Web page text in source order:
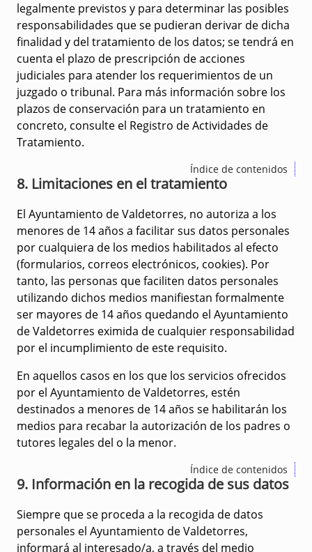
legalmente previstos y para determinar las posibles
responsabilidades que se pudieran derivar de dicha
finalidad y del tratamiento de los datos; se tendrá en
cuenta el plazo de prescripción de acciones
judiciales para atender los requerimientos de un
juzgado o tribunal. Para más información sobre los
plazos de conservación para un tratamiento en
concreto, consulte el Registro de Actividades de
Tratamiento.
Índice de contenidos
8. Limitaciones en el tratamiento
El Ayuntamiento de Valdetorres, no autoriza a los
menores de 14 años a facilitar sus datos personales
por cualquiera de los medios habilitados al efecto
(formularios, correos electrónicos, cookies). Por
tanto, las personas que faciliten datos personales
utilizando dichos medios manifiestan formalmente
ser mayores de 14 años quedando el Ayuntamiento
de Valdetorres eximida de cualquier responsabilidad
por el incumplimiento de este requisito.
En aquellos casos en los que los servicios ofrecidos
por el Ayuntamiento de Valdetorres, estén
destinados a menores de 14 años se habilitarán los
medios para recabar la autorización de los padres o
tutores legales del o la menor.
Índice de contenidos
9. Información en la recogida de sus datos
Siempre que se proceda a la recogida de datos
personales el Ayuntamiento de Valdetorres,
informará al interesado/a, a través del medio